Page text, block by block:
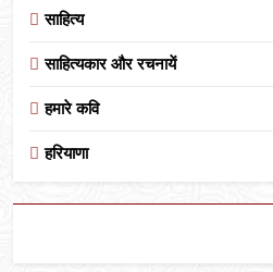
साहित्य
साहित्यकार और रचनायें
हमारे कवि
हरियाणा